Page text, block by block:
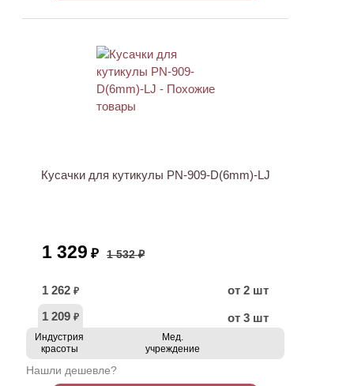
Кусачки для кутикулы PN-909-D(6mm)-LJ
1 329 ₽ 1 532 ₽
1 262 ₽
от 2 шт
1 209 ₽ от 3 шт
Индустрия
красоты
Мед.
учреждение
Нашли дешевле?